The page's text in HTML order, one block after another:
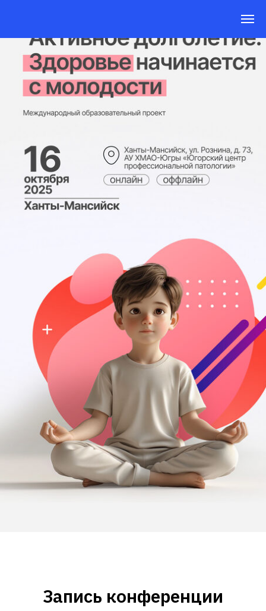
Запись конференции